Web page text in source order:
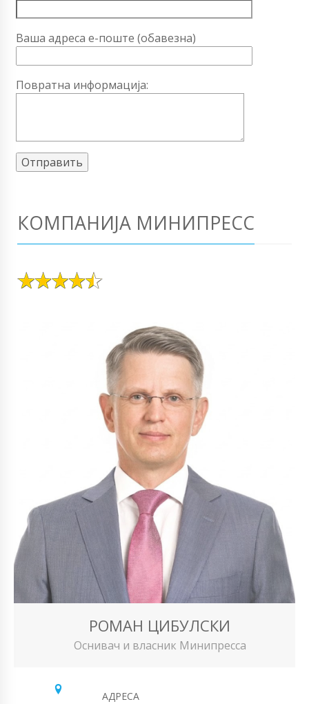
Ваша адреса е-поште (обавезна)
Повратна информација:
КОМПАНИЈА МИНИПРЕСС
РОМАН ЦИБУЛСКИ
Оснивач и власник Минипресса
АДРЕСА